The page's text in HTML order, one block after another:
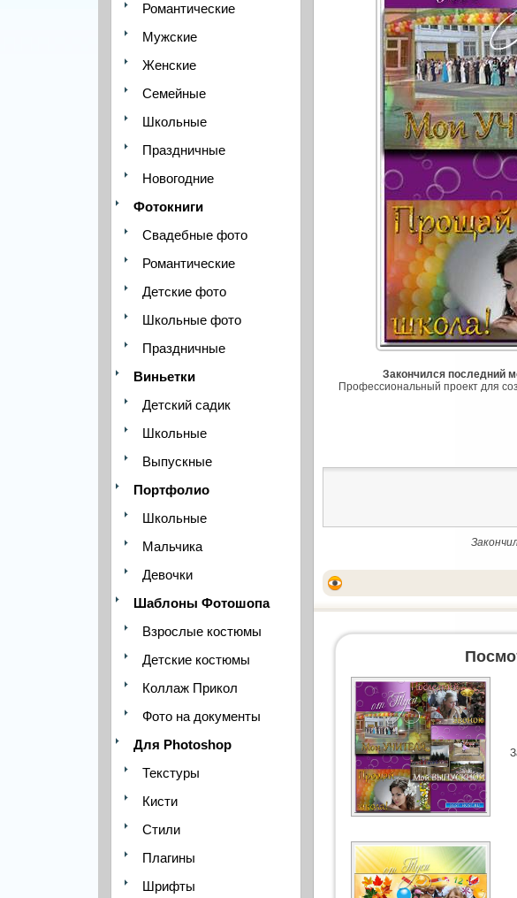
Романтические
Мужские
Женские
Семейные
Школьные
Праздничные
Новогодние
Фотокниги
Свадебные фото
Романтические
Детские фото
Школьные фото
Праздничные
Виньетки
Детский садик
Школьные
Выпускные
Портфолио
Школьные
Мальчика
Девочки
Шаблоны Фотошопа
Взрослые костюмы
Детские костюмы
Коллаж Прикол
Фото на документы
Для Photoshop
Текстуры
Кисти
Стили
Плагины
Шрифты
Закончился последний
Профессиональный проект для